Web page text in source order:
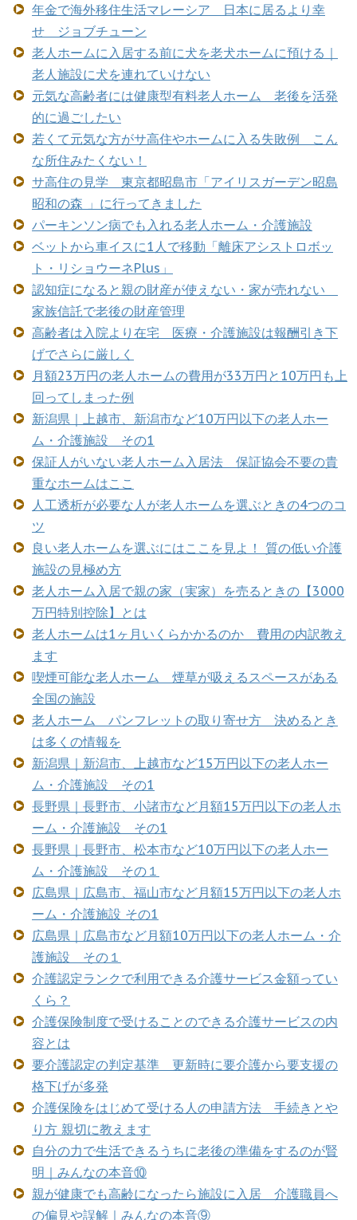
年金で海外移住生活マレーシア 日本に居るより幸
せ ジョブチューン
老人ホームに入居する前に犬を老犬ホームに預ける｜
老人施設に犬を連れていけない
元気な高齢者には健康型有料老人ホーム 老後を活発
的に過ごしたい
若くて元気な方がサ高住やホームに入る失敗例 こん
な所住みたくない！
サ高住の見学 東京都昭島市「アイリスガーデン昭島
昭和の森 」に行ってきました
パーキンソン病でも入れる老人ホーム・介護施設
ベットから車イスに1人で移動「離床アシストロボッ
ト・リショウーネPlus」
認知症になると親の財産が使えない・家が売れない
家族信託で老後の財産管理
高齢者は入院より在宅 医療・介護施設は報酬引き下
げでさらに厳しく
月額23万円の老人ホームの費用が33万円と10万円も上
回ってしまった例
新潟県｜上越市、新潟市など10万円以下の老人ホー
ム・介護施設 その1
保証人がいない老人ホーム入居法 保証協会不要の貴
重なホームはここ
人工透析が必要な人が老人ホームを選ぶときの4つのコ
ツ
良い老人ホームを選ぶにはここを見よ！ 質の低い介護
施設の見極め方
老人ホーム入居で親の家（実家）を売るときの【3000
万円特別控除】とは
老人ホームは1ヶ月いくらかかるのか 費用の内訳教え
ます
喫煙可能な老人ホーム 煙草が吸えるスペースがある
全国の施設
老人ホーム パンフレットの取り寄せ方 決めるとき
は多くの情報を
新潟県｜新潟市、上越市など15万円以下の老人ホー
ム・介護施設 その1
長野県｜長野市、小諸市など月額15万円以下の老人ホ
ーム・介護施設 その1
長野県｜長野市、松本市など10万円以下の老人ホー
ム・介護施設 その１
広島県｜広島市、福山市など月額15万円以下の老人ホ
ーム・介護施設 その1
広島県｜広島市など月額10万円以下の老人ホーム・介
護施設 その１
介護認定ランクで利用できる介護サービス金額ってい
くら？
介護保険制度で受けることのできる介護サービスの内
容とは
要介護認定の判定基準 更新時に要介護から要支援の
格下げが多発
介護保険をはじめて受ける人の申請方法 手続きとや
り方 親切に教えます
自分の力で生活できるうちに老後の準備をするのが賢
明｜みんなの本音⑩
親が健康でも高齢になったら施設に入居 介護職員へ
の偏見や誤解｜みんなの本音⑨